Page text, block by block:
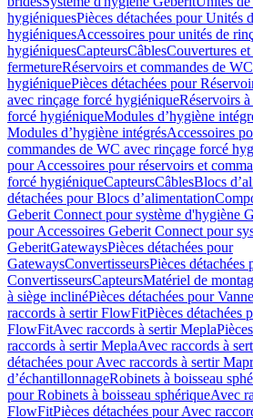
hygiéniquesPièces détachées pour Unités
hygiéniquesAccessoires pour unités de
hygiéniquesCapteursCâblesCouvertures
fermetureRéservoirs et commandes de
hygiéniquePièces détachées pour
avec rinçage forcé hygiéniqueRéservoirs
forcé hygiéniqueModules d’hygiène
Modules d’hygiène intégrésAccessoires
commandes de WC avec rinçage forcé
pour Accessoires pour réservoirs et
forcé hygiéniqueCapteursCâblesBlocs
détachées pour Blocs d’alimentation
Geberit Connect pour système d'hygiène
pour Accessoires Geberit Connect pour
GeberitGatewaysPièces détachées pour
GatewaysConvertisseursPièces détachées
ConvertisseursCapteursMatériel de
à siège inclinéPièces détachées pour
raccords à sertir FlowFitPièces détachées
FlowFitAvec raccords à sertir Mepla
raccords à sertir MeplaAvec raccords à
détachées pour Avec raccords à sertir
d’échantillonnageRobinets à boisseau
pour Robinets à boisseau sphériqueAvec
FlowFitPièces détachées pour Avec